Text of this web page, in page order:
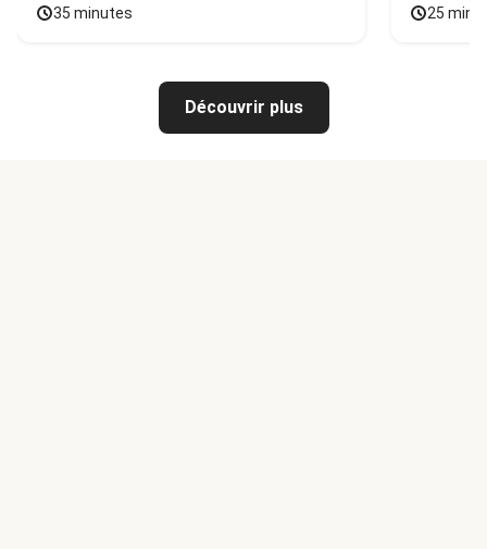
35 minutes 25
Découvrir plus